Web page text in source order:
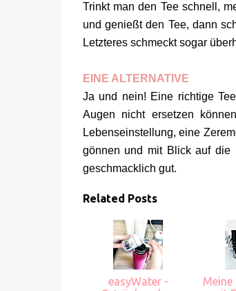
Trinkt man den Tee schnell,
und genießt den Tee, dann
Letzteres schmeckt sogar
EINE ALTERNATIVE
Ja und nein! Eine richtige
Augen nicht ersetzen
Lebenseinstellung, eine
gönnen und mit Blick auf die
geschmacklich gut.
Related Posts
easyWater -
Meine